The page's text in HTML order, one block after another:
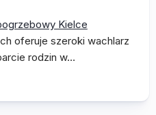
Kielce
oferuje szeroki wachlarz
rodzin w…